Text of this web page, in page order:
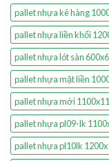
pallet nhựa kê hàng
pallet nhựa liền khối
pallet nhựa lót sàn
pallet nhựa mặt liền
pallet nhựa mới
pallet nhựa pl09-lk
pallet nhựa pl10lk